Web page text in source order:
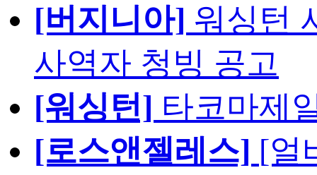
[버지니아] 워싱턴
사역자 청빙 공고
[워싱턴] 타코마제
[로스앤젤레스] [얼